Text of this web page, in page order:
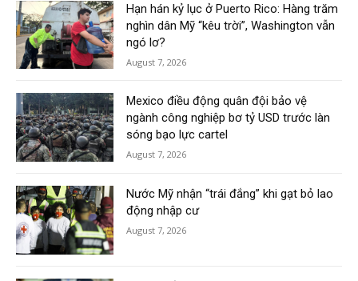
Hạn hán kỷ lục ở Puerto Rico: Hàng trăm
nghìn dân Mỹ “kêu trời”, Washington vẫn
ngó lơ?
August 7, 2026
Mexico điều động quân đội bảo vệ
ngành công nghiệp bơ tỷ USD trước làn
sóng bạo lực cartel
August 7, 2026
Nước Mỹ nhận “trái đắng” khi gạt bỏ lao
động nhập cư
August 7, 2026